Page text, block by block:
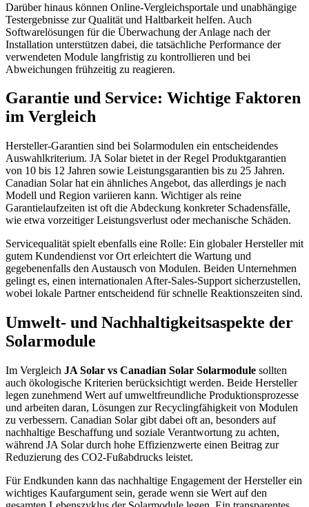
Darüber hinaus können Online-Vergleichsportale und unabhängige
Testergebnisse zur Qualität und Haltbarkeit helfen. Auch
Softwarelösungen für die Überwachung der Anlage nach der
Installation unterstützen dabei, die tatsächliche Performance der
verwendeten Module langfristig zu kontrollieren und bei
Abweichungen frühzeitig zu reagieren.
Garantie und Service: Wichtige Faktoren
im Vergleich
Hersteller-Garantien sind bei Solarmodulen ein entscheidendes
Auswahlkriterium. JA Solar bietet in der Regel Produktgarantien
von 10 bis 12 Jahren sowie Leistungsgarantien bis zu 25 Jahren.
Canadian Solar hat ein ähnliches Angebot, das allerdings je nach
Modell und Region variieren kann. Wichtiger als reine
Garantielaufzeiten ist oft die Abdeckung konkreter Schadensfälle,
wie etwa vorzeitiger Leistungsverlust oder mechanische Schäden.
Servicequalität spielt ebenfalls eine Rolle: Ein globaler Hersteller mit
gutem Kundendienst vor Ort erleichtert die Wartung und
gegebenenfalls den Austausch von Modulen. Beiden Unternehmen
gelingt es, einen internationalen After-Sales-Support sicherzustellen,
wobei lokale Partner entscheidend für schnelle Reaktionszeiten sind.
Umwelt- und Nachhaltigkeitsaspekte der
Solarmodule
Im Vergleich JA Solar vs Canadian Solar Solarmodule sollten
auch ökologische Kriterien berücksichtigt werden. Beide Hersteller
legen zunehmend Wert auf umweltfreundliche Produktionsprozesse
und arbeiten daran, Lösungen zur Recyclingfähigkeit von Modulen
zu verbessern. Canadian Solar gibt dabei oft an, besonders auf
nachhaltige Beschaffung und soziale Verantwortung zu achten,
während JA Solar durch hohe Effizienzwerte einen Beitrag zur
Reduzierung des CO2-Fußabdrucks leistet.
Für Endkunden kann das nachhaltige Engagement der Hersteller ein
wichtiges Kaufargument sein, gerade wenn sie Wert auf den